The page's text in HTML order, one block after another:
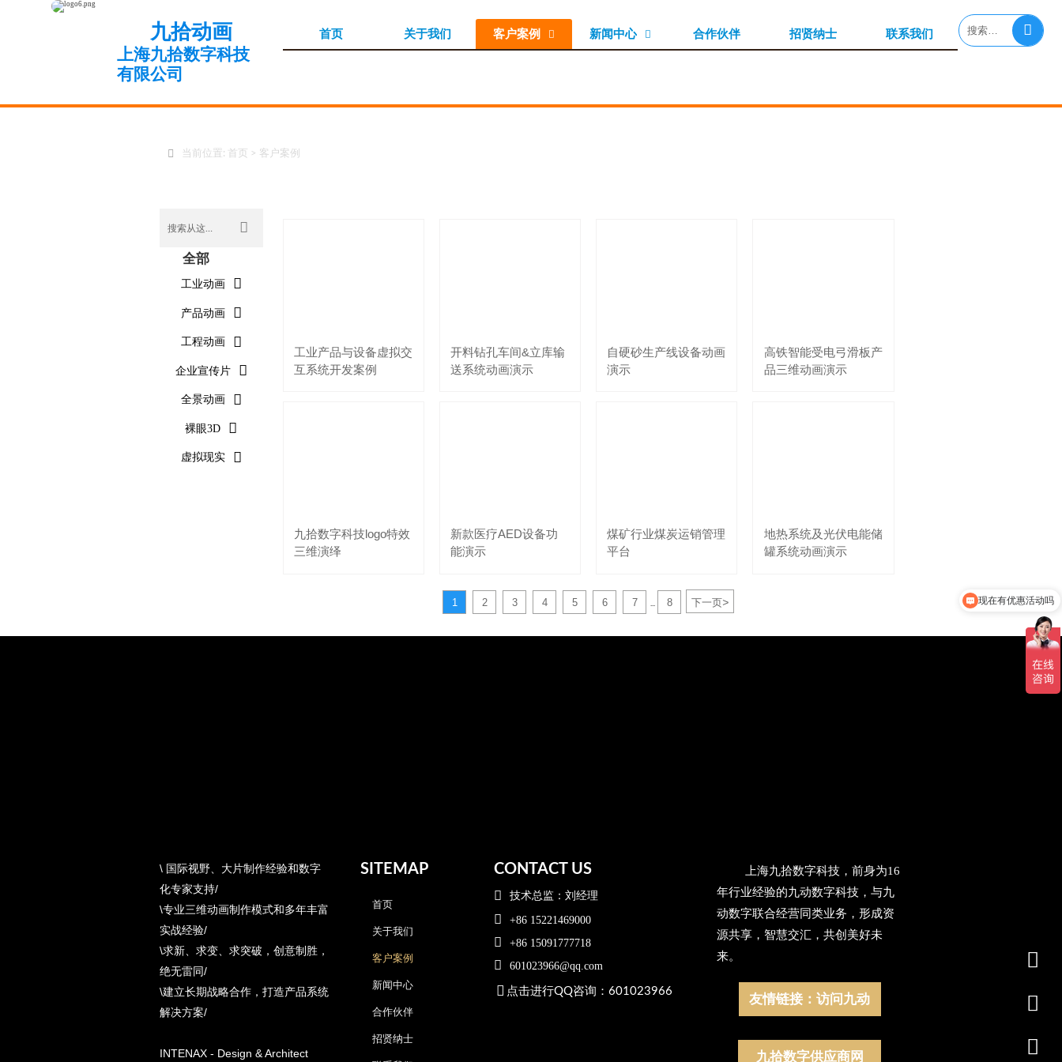
九拾动画
上海九拾数字科技
有限公司
首页 关于我们 客户案例  新闻中心  合作伙伴 招贤纳士 联系我们 
 当前位置: 首页 > 客户案例

全部
工业动画 
产品动画 
工程动画 
企业宣传片 
全景动画 
裸眼3D 
虚拟现实 
工业产品与设备虚拟交
互系统开发案例
开料钻孔车间&立库输
送系统动画演示
自硬砂生产线设备动画
演示
高铁智能受电弓滑板产
品三维动画演示
九拾数字科技logo特效
三维演绎
新款医疗AED设备功
能演示
煤矿行业煤炭运销管理
平台
地热系统及光伏电能储
罐系统动画演示
1 2 3 4 5 6 7 8 下一页>
\ 国际视野、大片制作经验和数字
化专家支持/
\专业三维动画制作模式和多年丰富
实战经验/
\求新、求变、求突破，创意制胜，
绝无雷同/
\建立长期战略合作，打造产品系统
解决方案/
INTENAX - Design & Architect
SITEMAP
首页
关于我们
客户案例
新闻中心
合作伙伴
招贤纳士
CONTACT US
 技术总监：刘经理
 +86 15221469000
 +86 15091777718
 601023966@qq.com
 点击进行QQ咨询：601023966
上海九拾数字科技，前身为16
年行业经验的九动数字科技，与九
动数字联合经营同类业务，形成资
源共享，智慧交汇，共创美好未
来。
友情链接：访问九动
九拾数字供应商网



现在有优惠活动吗